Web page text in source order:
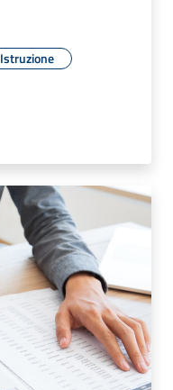
Istruzione